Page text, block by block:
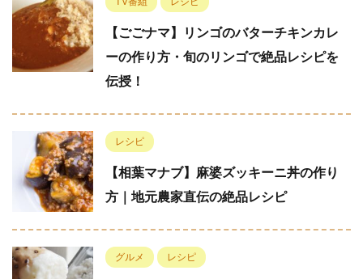
【ごごナマ】リンゴのバターチキンカレ
ーの作り方・旬のリンゴで絶品レシピを
伝授！
レシピ
【相葉マナブ】麻婆ズッキーニ丼の作り
方｜地元農家直伝の絶品レシピ
グルメ レシピ